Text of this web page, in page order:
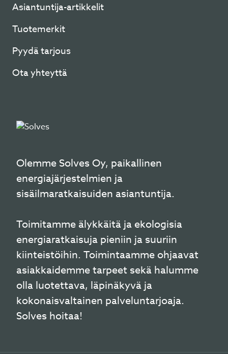
Asiantuntija-artikkelit
Tuotemerkit
Pyydä tarjous
Ota yhteyttä
Olemme Solves Oy, paikallinen
energiajärjestelmien ja
sisäilmaratkaisuiden asiantuntija.
Toimitamme älykkäitä ja ekologisia
energiaratkaisuja pieniin ja suuriin
kiinteistöihin. Toimintaamme ohjaavat
asiakkaidemme tarpeet sekä halumme
olla luotettava, läpinäkyvä ja
kokonaisvaltainen palveluntarjoaja.
Solves hoitaa!